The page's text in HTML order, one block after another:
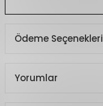
Ödeme Seçenekleri
Yorumlar